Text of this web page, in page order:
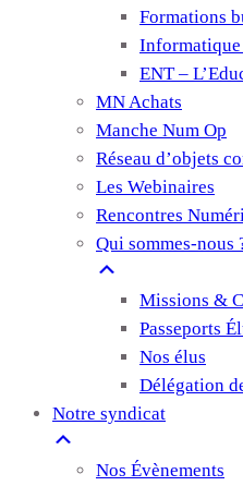
Formations
Informatique
ENT –
MN Achats
Manche Num Op
Réseau d’objets
Les Webinaires
Rencontres
Qui sommes-nous
Missions &
Passeports
Nos élus
Délégation
Notre syndicat
Nos Évènements